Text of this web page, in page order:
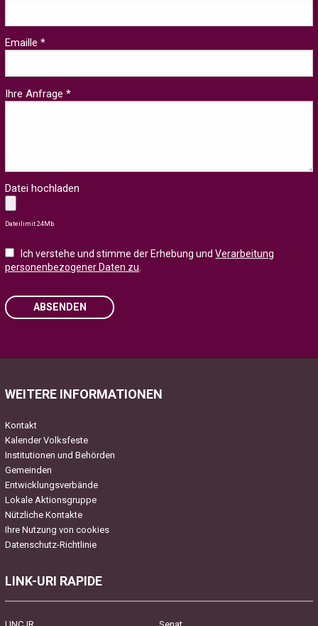
Emaille *
Ihre Anfrage *
Datei hochladen
Dateilimit 24Mb
Ich verstehe und stimme der Erhebung undVerarbeitung
personenbezogener Daten zu.
ABSENDEN
WEITERE INFORMATIONEN
Kontakt
Kalender Volksfeste
Institutionen und Behörden
Gemeinden
Entwicklungsverbände
Lokale Aktionsgruppe
Nützliche Kontakte
Ihre Nutzung von cookies
Datenschutz-Richtlinie
LINK-URI RAPIDE